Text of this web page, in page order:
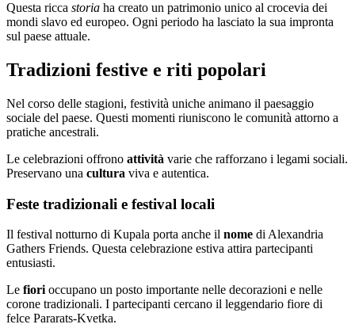
Questa ricca storia ha creato un patrimonio unico al crocevia dei
mondi slavo ed europeo. Ogni periodo ha lasciato la sua impronta
sul paese attuale.
Tradizioni festive e riti popolari
Nel corso delle stagioni, festività uniche animano il paesaggio
sociale del paese. Questi momenti riuniscono le comunità attorno a
pratiche ancestrali.
Le celebrazioni offrono attività varie che rafforzano i legami sociali.
Preservano una cultura viva e autentica.
Feste tradizionali e festival locali
Il festival notturno di Kupala porta anche il nome di Alexandria
Gathers Friends. Questa celebrazione estiva attira partecipanti
entusiasti.
Le fiori occupano un posto importante nelle decorazioni e nelle
corone tradizionali. I partecipanti cercano il leggendario fiore di
felce Pararats-Kvetka.